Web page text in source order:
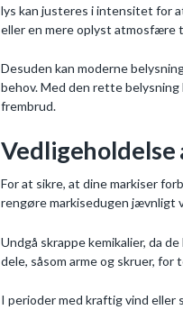
lys kan justeres i intensitet for
eller en mere oplyst atmosfære
Desuden kan moderne
behov. Med den rette
frembrud.
For at sikre, at dine markiser
rengøre markisedugen jævnligt
Undgå skrappe kemikalier, da
dele, såsom arme og skruer,
I perioder med kraftig vind eller